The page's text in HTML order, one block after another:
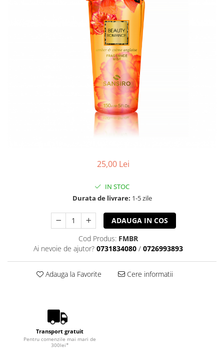
25,00 Lei
IN STOC
Durata de livrare: 1-5 zile
ADAUGA IN COS
Cod Produs: FMBR
Ai nevoie de ajutor? 0731834080 / 0726993893
Adauga la Favorite Cere informatii
Transport gratuit
Pentru comenzile mai mari de
300lei*